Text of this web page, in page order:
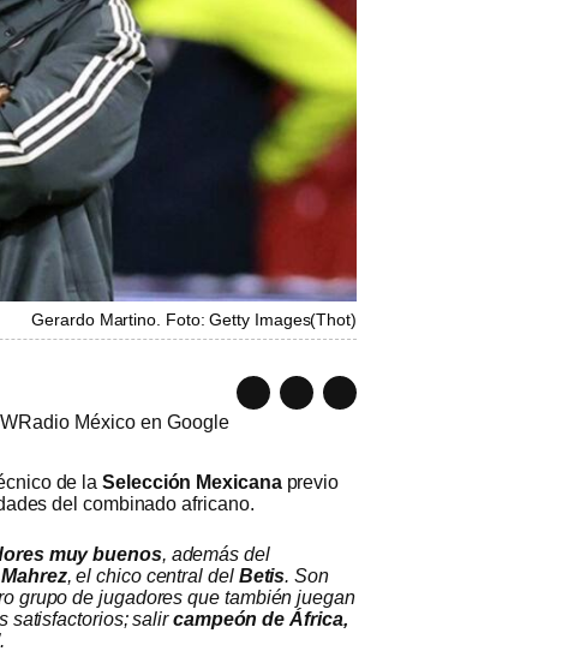
Gerardo Martino. Foto: Getty Images(Thot)
México en Google
de laSelección Mexicana previo
del combinado africano.
muy buenos, además del
, el chico central del Betis. Son
grupo de jugadores que también juegan
satisfactorios; salircampeón de África,